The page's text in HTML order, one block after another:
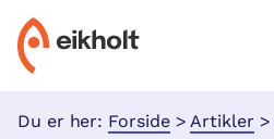
Du er her: Forside > Artikler >